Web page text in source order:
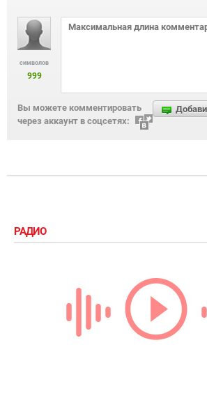
символов
999
Вы можете комментировать
через аккаунт в соцсетях:
РАДИО